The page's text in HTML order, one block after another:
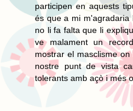
participen en aquests
és que a mi m'agradaria
no li fa falta que li
ve malament un
mostrar el masclisme
nostre punt de vista
tolerants amb açò i més